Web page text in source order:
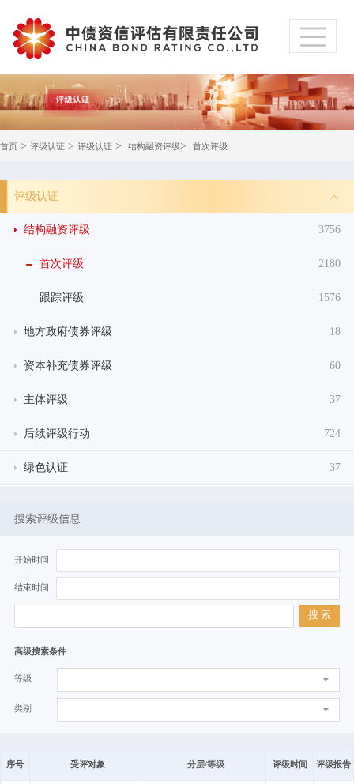
首页 > 评级认证 > 评级认证 > 结构融资评级> 首次评级
评级认证
结构融资评级 3756
首次评级 2180
跟踪评级 1576
地方政府债券评级 18
资本补充债券评级 60
主体评级 37
后续评级行动 724
绿色认证 37
搜索评级信息
开始时间
结束时间
搜 索
高级搜索条件
等级
类别
序号 受评对象 分层/等级 评级时间 评级报告